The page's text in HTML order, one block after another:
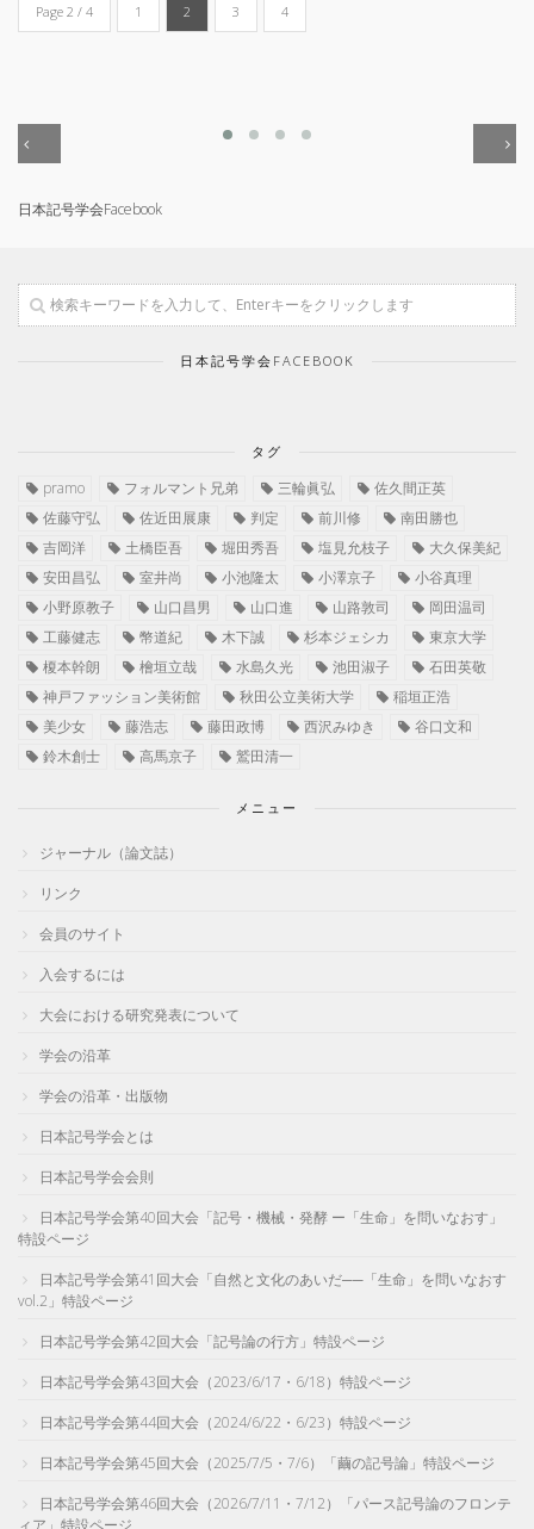
Page 2 / 4 1 2 3 4
日本記号学会Facebook
日本記号学会FACEBOOK
タグ
pramo フォルマント兄弟 三輪眞弘
佐久間正英
佐藤守弘
佐近田展康 判定 前川修
南田勝也
吉岡洋
土橋臣吾 堀田秀吾 塩見允枝子
大久保美紀
安田昌弘
室井尚 小池隆太 小澤京子
小谷真理
小野原教子
山口昌男 山口進 山路敦司
岡田温司
工藤健志
幣道紀 木下誠 杉本ジェシカ
東京大学
榎本幹朗
檜垣立哉 水島久光 池田淑子
石田英敬
神戸ファッション美術館
秋田公立美術大学
稲垣正浩
美少女
藤浩志 藤田政博 西沢みゆき
谷口文和
鈴木創士
高馬京子 鷲田清一
メニュー
ジャーナル（論文誌）
リンク
会員のサイト
入会するには
大会における研究発表について
学会の沿革
学会の沿革・出版物
日本記号学会とは
日本記号学会会則
日本記号学会第40回大会「記号・機械・発酵 ー「生命」を問いなおす」
特設ページ
日本記号学会第41回大会「自然と文化のあいだ──「生命」を問いなおす
vol.2」特設ページ
日本記号学会第42回大会「記号論の行方」特設ページ
日本記号学会第43回大会（2023/6/17・6/18）特設ページ
日本記号学会第44回大会（2024/6/22・6/23）特設ページ
日本記号学会第45回大会（2025/7/5・7/6）「繭の記号論」特設ページ
日本記号学会第46回大会（2026/7/11・7/12）「パース記号論のフロンテ
ィア」特設ページ